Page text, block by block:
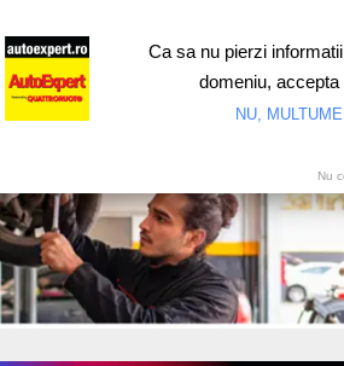
Test drive Motorsport
Ca sa nu pierzi
domeniu,
NU,
Nu